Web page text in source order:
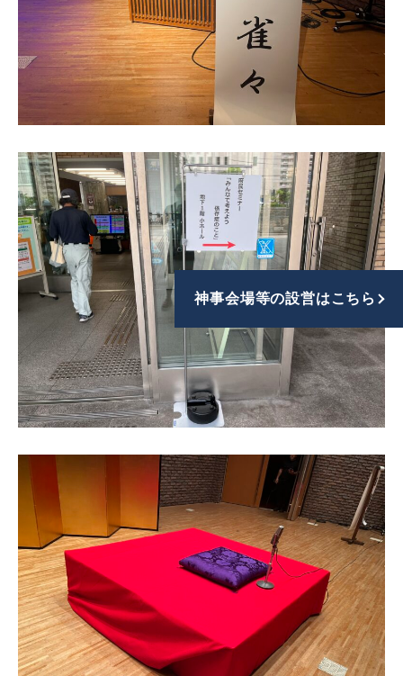
神事会場等の設営はこちら